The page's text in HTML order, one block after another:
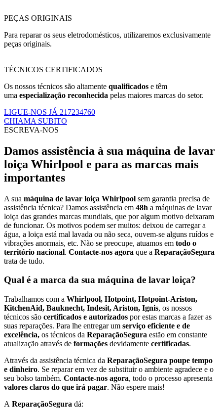
PEÇAS ORIGINAIS
Para reparar os seus eletrodomésticos, utilizaremos exclusivamente
peças originais.
TÉCNICOS CERTIFICADOS
Os nossos técnicos são altamente qualificados e têm
uma especialização reconhecida pelas maiores marcas do setor.
LIGUE-NOS JÁ 217234760
CHIAMA SUBITO
ESCREVA-NOS
Damos assistência à sua máquina de lavar
loiça Whirlpool e para as marcas mais
importantes
A sua máquina de lavar loiça Whirlpool sem garantia precisa de
assistência técnica? Damos assistência em 48h a máquinas de lavar
loiça das grandes marcas mundiais, que por algum motivo deixaram
de funcionar. Os motivos podem ser muitos: deixou de carregar a
água, a loiça está mal lavada ou não seca, ouvem-se alguns ruídos e
vibrações anormais, etc. Não se preocupe, atuamos em todo o
território nacional. Contacte-nos agora que a ReparaçãoSegura
trata de tudo.
Qual é a marca da sua máquina de lavar loiça?
Trabalhamos com a Whirlpool, Hotpoint, Hotpoint-Ariston,
KitchenAid, Bauknecht, Indesit, Ariston, Ignis, os nossos
técnicos são certificados e autorizados por estas marcas a fazer as
suas reparações. Para lhe entregar um serviço eficiente e de
excelência, os técnicos da ReparaçãoSegura estão em constante
atualização através de formações devidamente certificadas.
Através da assistência técnica da ReparaçãoSegura poupe tempo
e dinheiro. Se reparar em vez de substituir o ambiente agradece e o
seu bolso também. Contacte-nos agora, todo o processo apresenta
valores claros do que irá pagar. Não espere mais!
A ReparaçãoSegura dá: